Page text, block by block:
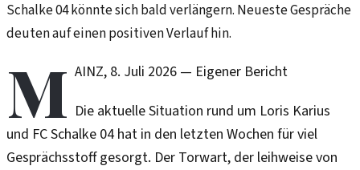
Schalke 04 könnte sich bald verlängern. Neueste Gespräche
deuten auf einen positiven Verlauf hin.
M AINZ, 8. Juli 2026— Eigener Bericht
Die aktuelle Situation rund um Loris Karius
und FC Schalke 04 hat in den letzten Wochen für viel
Gesprächsstoff gesorgt. Der Torwart, der leihweise von